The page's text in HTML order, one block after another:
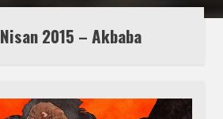
Nisan 2015 – Akbaba